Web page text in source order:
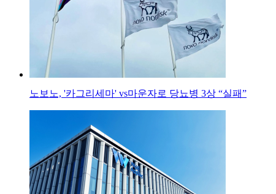
노보노, '카그리세마' vs마운자로 당뇨병 3상 “실패”